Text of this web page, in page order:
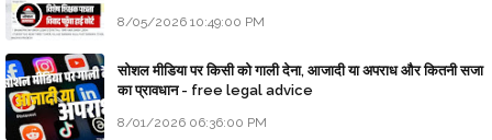
8/05/2026 10:49:00 PM
सोशल मीडिया पर किसी को गाली देना, आजादी या अपराध और कितनी सजा
का प्रावधान - free legal advice
8/01/2026 06:36:00 PM